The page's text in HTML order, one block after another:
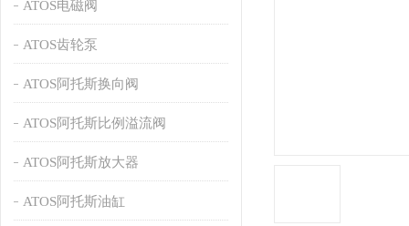
ATOS电磁阀
ATOS齿轮泵
ATOS阿托斯换向阀
ATOS阿托斯比例溢流阀
ATOS阿托斯放大器
ATOS阿托斯油缸